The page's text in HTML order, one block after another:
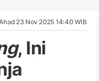
Ahad 23 Nov 2025 14:40 WIB
, Ini